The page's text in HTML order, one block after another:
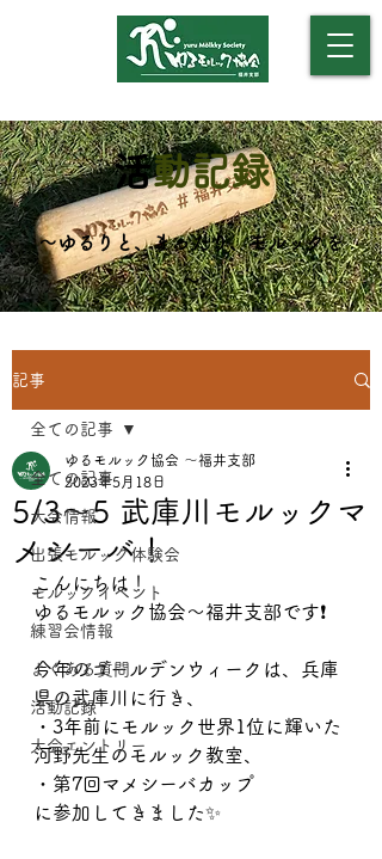
​活動記録
​～ゆるりと、まったり、モルックを
～
記事
全ての記事
大会情報
出張モルック体験会
モルックイベント
練習会情報
よくある質問
活動記録
大会エントリー
全ての記事
5/3〜5 武庫川モルックマ
メシーバ！
ゆるモルック協会 〜福井支部
2023年5月18日
こんにちは！
ゆるモルック協会〜福井支部です❗️
今年のゴールデンウィークは、兵庫
県の武庫川に行き、
・3年前にモルック世界1位に輝いた
河野先生のモルック教室、
・第7回マメシーバカップ
に参加してきました✨